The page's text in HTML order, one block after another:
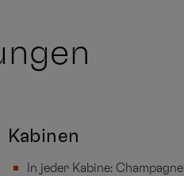
Kabinen
In jeder Kabine: